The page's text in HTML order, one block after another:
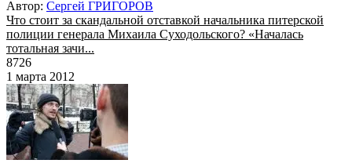
Автор: Сергей ГРИГОРОВ
Что стоит за скандальной отставкой начальника питерской
полиции генерала Михаила Суходольского? «Началась
тотальная зачи...
8726
1 марта 2012